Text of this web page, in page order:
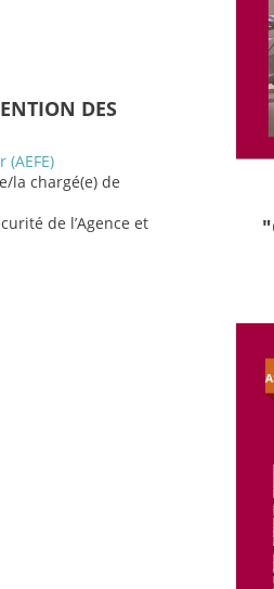
DES
la chargé(e) de
de l’Agence et